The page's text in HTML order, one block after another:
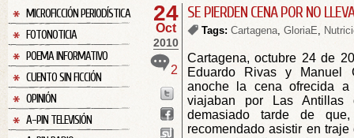
MICROFICCIÓN PERIODÍSTICA
FOTONOTICIA
POEMA INFORMATIVO
CUENTO SIN FICCIÓN
OPINIÓN
A-PIN TELEVISIÓN
24
Oct
2010
2
SE PIERDEN CENA POR NO
Tags: Cartagena, GloriaE,
Cartagena, octubre 24 de
Eduardo Rivas y Manuel
anoche la cena ofrecida
viajaban por Las Antillas
demasiado tarde de
recomendado asistir en